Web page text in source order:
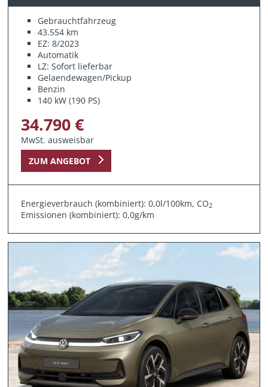
Gebrauchtfahrzeug
43.554 km
EZ: 8/2023
Automatik
LZ: Sofort lieferbar
Gelaendewagen/Pickup
Benzin
140 kW (190 PS)
34.790 €
MwSt. ausweisbar
ZUM ANGEBOT
Energieverbrauch (kombiniert): 0,0l/100km, CO2
Emissionen (kombiniert): 0,0g/km